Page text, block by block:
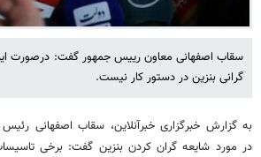
سقاب اصفهانی معاون رییس جمهور گفت: درصورت
گرانی بنزین در دستور کار نیست.
به گزارش خبرگزاری خبرآنلاین، سقاب اصفهانی
در مورد شایعه گران کردن بنزین گفت: برخی